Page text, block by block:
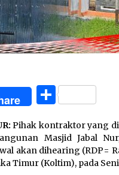
Share
Pihak kontraktor yang
Masjid Jabal
akan dihearing (RDP=
Timur (Koltim), pada